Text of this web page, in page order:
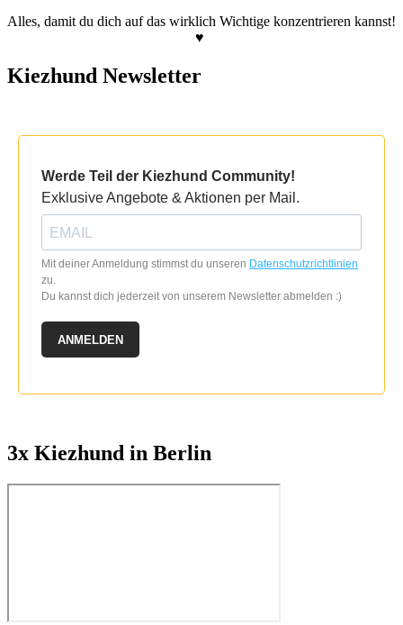
Alles, damit du dich auf das wirklich Wichtige konzentrieren kannst!
♥
Kiezhund Newsletter
Werde Teil der Kiezhund Community!
Exklusive Angebote & Aktionen per Mail.
Mit deiner Anmeldung stimmst du unseren Datenschutzrichtlinien
zu.
Du kannst dich jederzeit von unserem Newsletter abmelden :)
ANMELDEN
3x Kiezhund in Berlin